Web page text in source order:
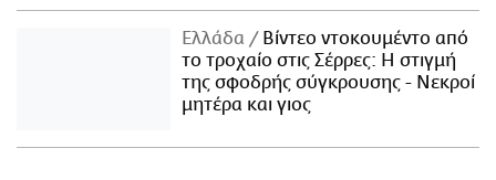
Ελλάδα
Βίντεο ντοκουμέντο από
το τροχαίο στις Σέρρες: Η στιγμή
της σφοδρής σύγκρουσης - Νεκροί
μητέρα και γιος